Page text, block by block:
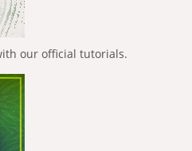
our official tutorials.